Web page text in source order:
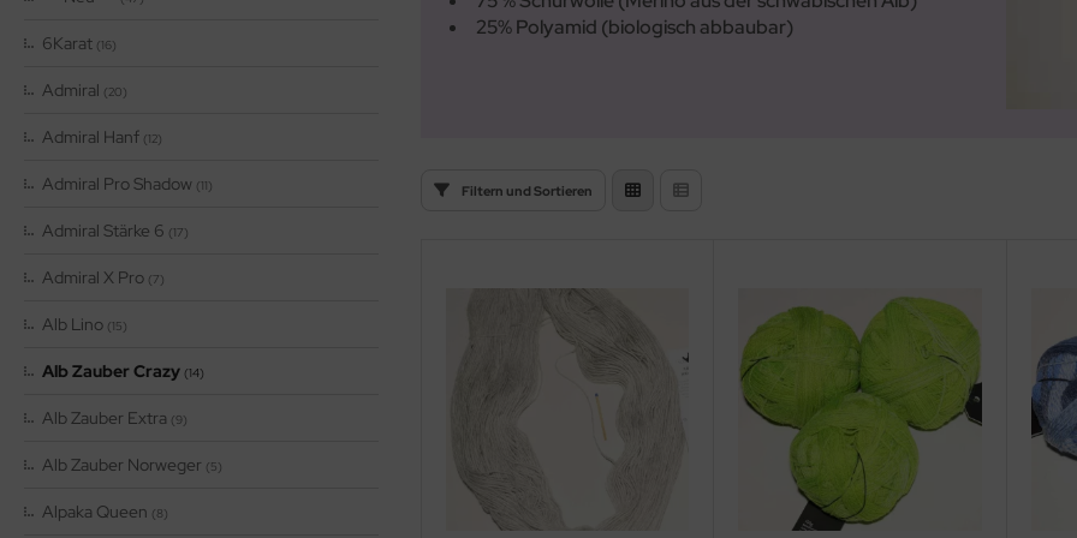
6Karat (16)
Admiral (20)
Admiral Hanf (12)
Admiral Pro Shadow (11)
Admiral Stärke 6 (17)
Admiral X Pro (7)
Alb Lino (15)
Alb Zauber Crazy (14)
Alb Zauber Extra (9)
Alb Zauber Norweger (5)
Alpaka Queen (8)
25% Polyamid (biologisch abbaubar)
Filtern und Sortieren